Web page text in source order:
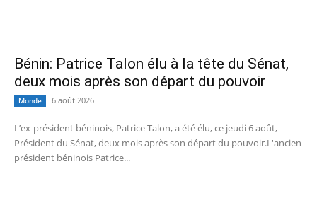
Bénin: Patrice Talon élu à la tête du Sénat,
deux mois après son départ du pouvoir
Monde 6 août 2026
L’ex-président béninois, Patrice Talon, a été élu, ce jeudi 6 août,
Président du Sénat, deux mois après son départ du pouvoir.L'ancien
président béninois Patrice...